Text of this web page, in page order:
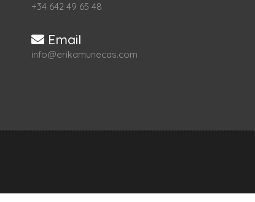
+34 642 49 65 48
Email
info@erikamunecas.com